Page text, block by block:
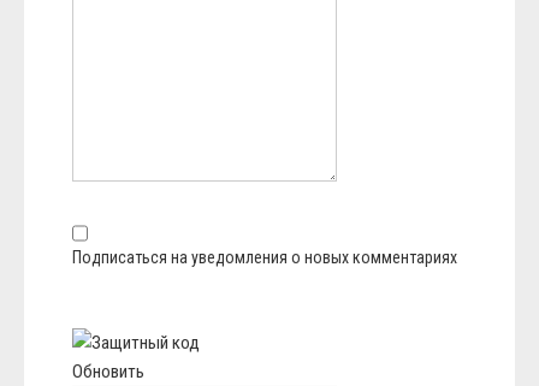
Подписаться на уведомления о новых комментариях
Обновить